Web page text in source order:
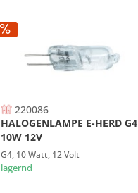
220086
HALOGENLAMPE E-HERD G4
10W 12V
G4, 10 Watt, 12 Volt
lagernd